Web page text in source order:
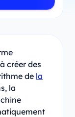
créer des
de la
la